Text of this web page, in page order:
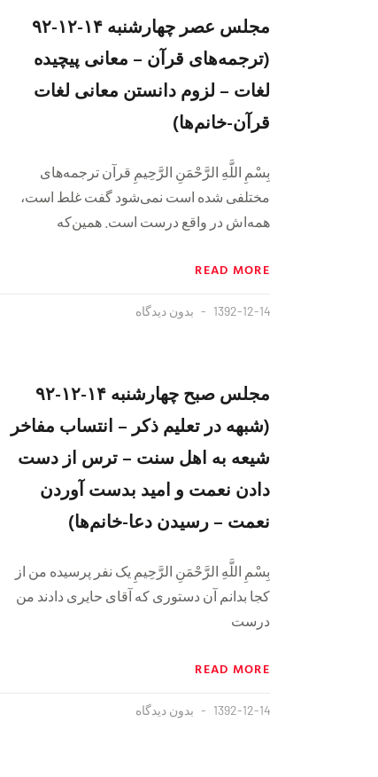
مجلس عصر چهارشنبه ۱۴-۱۲-۹۲
(ترجمه‌های قرآن – معانی پیچیده
لغات – لزوم دانستن معانی لغات
قرآن-خانم‌ها)
بِسْمِ اللَّهِ الرَّحْمَنِ الرَّحِيمِ قرآن ترجمه‌های
مختلفی شده است نمی‌شود گفت غلط است،
همه‌اش در واقع درست است. همین‌که
READ MORE
1392-12-14 بدون دیدگاه
مجلس صبح چهارشنبه ۱۴-۱۲-۹۲
(شبهه در تعلیم ذکر – انتساب مفاخر
شیعه به اهل سنت – ترس از دست
دادن نعمت و امید بدست آوردن
نعمت – رسیدن دعا-خانم‌ها)
بِسْمِ اللَّهِ الرَّحْمَنِ الرَّحِيمِ یک نفر پرسیده من از
کجا بدانم آن دستوری که آقای حایری دادند من
درست
READ MORE
1392-12-14 بدون دیدگاه